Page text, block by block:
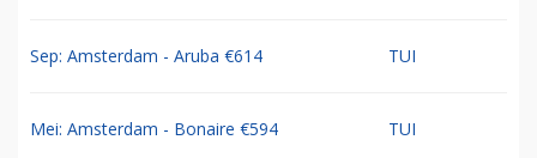
Sep: Amsterdam - Aruba €614 TUI
Mei: Amsterdam - Bonaire €594 TUI